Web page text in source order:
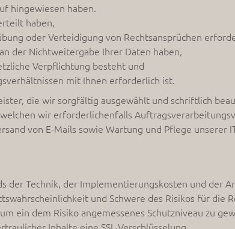
hingewiesen haben.
haben,
oder Verteidigung von Rechtsansprüchen
der Nichtweitergabe Ihrer Daten haben,
Verpflichtung besteht und
mit Ihnen erforderlich ist.
die wir sorgfältig ausgewählt und schriftlich
wir erforderlichenfalls
von E-Mails sowie Wartung und Pflege unserer
der Technik, der Implementierungskosten und der
und Schwere des Risikos für die
ein dem Risiko angemessenes Schutzniveau zu